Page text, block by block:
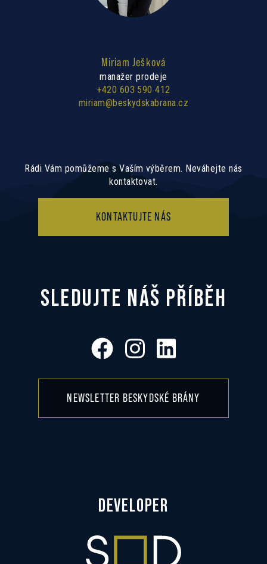
Miriam Ješková
manažer prodeje
+420 603 590 412
miriam@beskydskabrana.cz
Rádi Vám pomůžeme s Vaším výběrem. Neváhejte nás
kontaktovat.
KONTAKTUJTE NÁS
SLEDUJTE NÁŠ PŘÍBĚH
NEWSLETTER BESKYDSKÉ BRÁNY
DEVELOPER